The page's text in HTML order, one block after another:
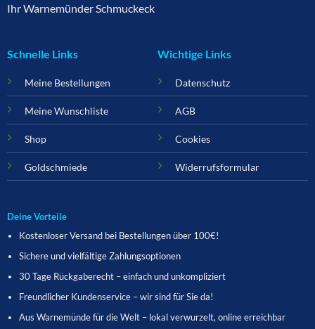
Ihr Warnemünder Schmuckeck
Schnelle Links
Meine Bestellungen
Meine Wunschliste
Shop
Goldschmiede
Wichtige Links
Datenschutz
AGB
Cookies
Widerrufsformular
Deine Vorteile
Kostenloser Versand bei Bestellungen über 100€!
Sichere und vielfältige Zahlungsoptionen
30 Tage Rückgaberecht – einfach und unkompliziert
Freundlicher Kundenservice – wir sind für Sie da!
Aus Warnemünde für die Welt – lokal verwurzelt, online erreichbar